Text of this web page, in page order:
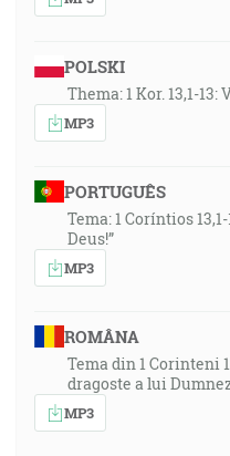
POLSKI
Thema: 1 Kor. 13,1-
MP3
PORTUGUÊS
Tema: 1 Coríntios
Deus!”
MP3
ROMÂNA
Tema din 1 Corinteni
dragoste a lui
MP3